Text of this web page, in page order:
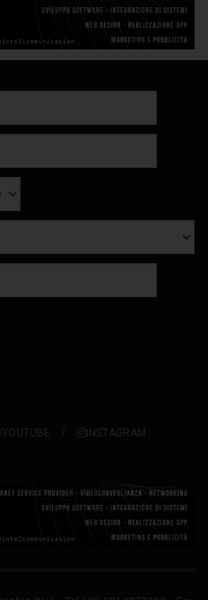
YOUTUBE INSTAGRAM